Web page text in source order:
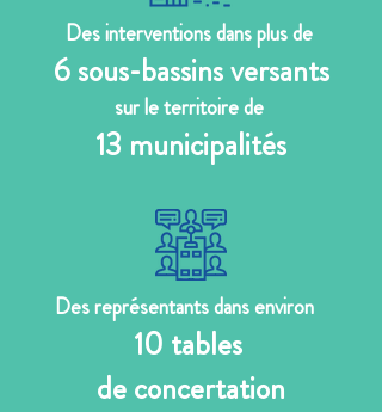
Des interventions dans plus de
6 sous-bassins versants
sur le territoire de
13 municipalités
Des représentants dans environ
10 tables
de concertation